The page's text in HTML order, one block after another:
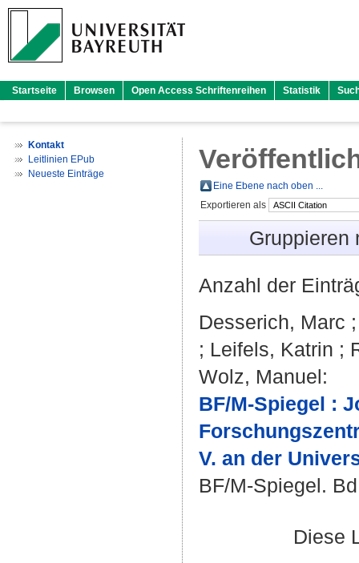
Startseite Browsen Open Access Schriftenreihen Statistik
Kontakt
Leitlinien EPub
Neueste Einträge
Eine Ebene nach oben ...
Exportieren als
Anzahl der
Desserich, Marc
; Leifels, Katrin ;
Wolz, Manuel:
BF/M-Spiegel :
V. an der
BF/M-Spiegel.
Diese